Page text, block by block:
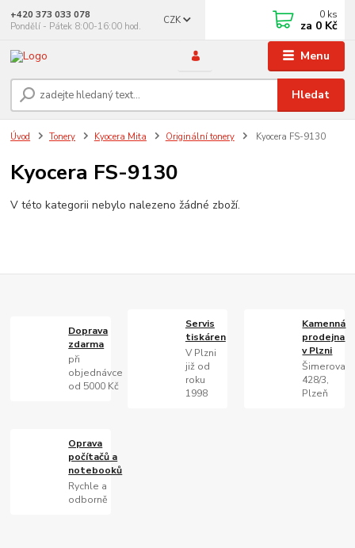
Menu
CZK
Hledat
+420 373 033 078
Pondělí - Pátek 8:00-16:00 hod.
0 ks
za 0 Kč
Úvod Tonery Kyocera Mita Originální tonery Kyocera FS-9130
Kyocera FS-9130
V této kategorii nebylo nalezeno žádné zboží.
Doprava
zdarma
při
objednávce
od 5000 Kč
Servis
tiskáren
V Plzni
již od
roku
1998
Kamenná
prodejna
v Plzni
Šimerova
428/3,
Plzeň
Oprava
počítačů a
notebooků
Rychle a
odborně